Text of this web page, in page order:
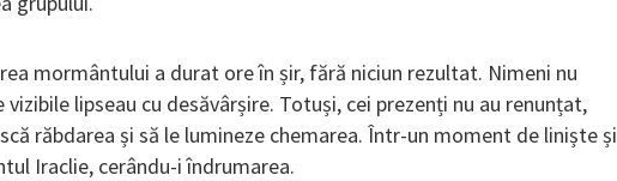
mormântului a durat ore în șir, fără niciun rezultat. Nimeni nu
lipseau cu desăvârșire. Totuși, cei prezenți nu au renunțat,
răbdarea și să le lumineze chemarea. Într-un moment de liniște și
Iraclie, cerându-i îndrumarea.